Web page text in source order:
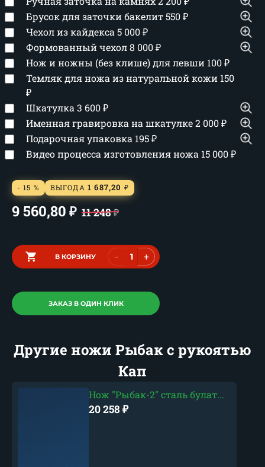
Брусок для заточки бакелит550₽
Чехол из кайдекса 5 000₽
Формованный чехол8 000₽
Нож и ножны (без клише) для левши 100₽
Темляк для ножа из натуральной кожи 150
₽
Шкатулка 3 600₽
Именная гравировка на шкатулке2 000₽
Подарочная упаковка 195₽
Видео процесса изготовления ножа 15 000₽
- 15 % ВЫГОДА 1 687,20 ₽
9 560,80 ₽ 11 248₽
В КОРЗИНУ - +
ЗАКАЗ В ОДИН КЛИК
Другие ножи Рыбак с рукоятью
Кап
Нож "Рыбак-2" сталь булат...
20 258 ₽